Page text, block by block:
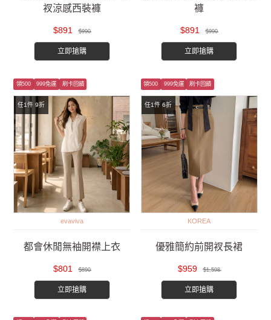
衩涼感西裝褲
$891 $990
立即搶購
褲
$891 $990
立即搶購
任1件 9折
領500 999免運 刷卡回饋
evaviva
都會休閒無袖開襟上衣
$801 $890
立即搶購
任1件 6折
領500 999免運 刷卡回饋
KOREA
優雅簡約前開衩長裙
$959 $1,598
立即搶購